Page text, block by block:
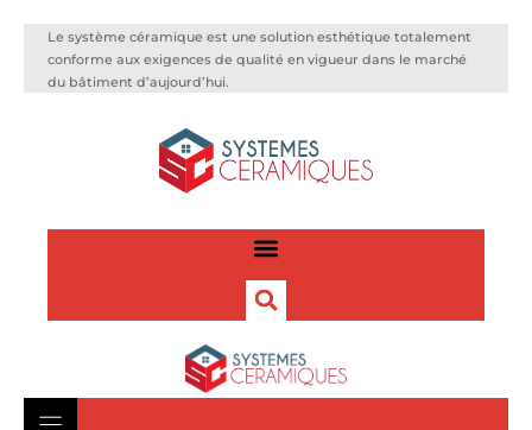
Le système céramique est une solution esthétique totalement
conforme aux exigences de qualité en vigueur dans le marché
du bâtiment d’aujourd’hui.